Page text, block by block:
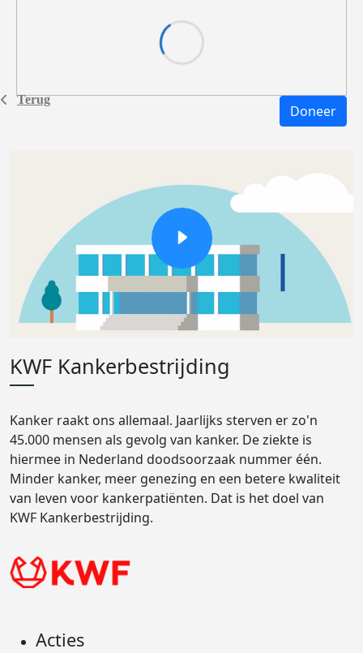
Terug
Doneer
KWF Kankerbestrijding
Kanker raakt ons allemaal. Jaarlijks sterven er zo'n
45.000 mensen als gevolg van kanker. De ziekte is
hiermee in Nederland doodsoorzaak nummer één.
Minder kanker, meer genezing en een betere kwaliteit
van leven voor kankerpatiënten. Dat is het doel van
KWF Kankerbestrijding.
Acties